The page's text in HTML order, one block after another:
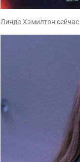
Линда Хэмилтон